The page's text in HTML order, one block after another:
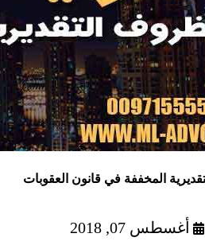
المخففة في قانون العقوبات
أغسطس 07, 2018